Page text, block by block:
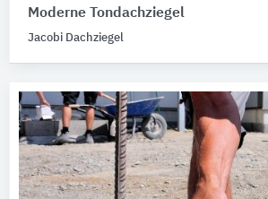
Moderne Tondachziegel
Jacobi Dachziegel